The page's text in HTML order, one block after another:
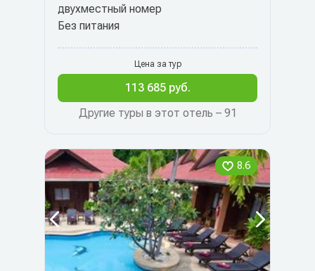
двухместный номер
Без питания
Другие туры в этот отель – 91
Цена за тур
113 685 руб.
8.6